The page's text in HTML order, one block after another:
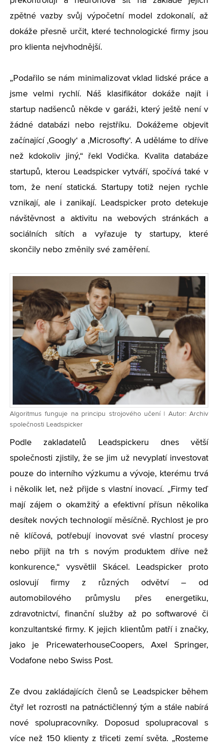
zpětné vazby svůj výpočetní model zdokonalí, až
dokáže přesně určit, které technologické firmy jsou
pro klienta nejvhodnější.
„Podařilo se nám minimalizovat vklad lidské práce a
jsme velmi rychlí. Náš klasifikátor dokáže najít i
startup nadšenců někde v garáži, který ještě není v
žádné databázi nebo rejstříku. Dokážeme objevit
začínající ‚Googly‘ a ‚Microsofty‘. A uděláme to dříve
než kdokoliv jiný,“ řekl Vodička. Kvalita databáze
startupů, kterou Leadspicker vytváří, spočívá také v
tom, že není statická. Startupy totiž nejen rychle
vznikají, ale i zanikají. Leadspicker proto detekuje
návštěvnost a aktivitu na webových stránkách a
sociálních sítích a vyřazuje ty startupy, které
skončily nebo změnily své zaměření.
Algoritmus funguje na principu strojového učení | Autor: Archiv
společnosti Leadspicker
Podle zakladatelů Leadspickeru dnes větší
společnosti zjistily, že se jim už nevyplatí investovat
pouze do interního výzkumu a vývoje, kterému trvá
i několik let, než přijde s vlastní inovací. „Firmy teď
mají zájem o okamžitý a efektivní přísun několika
desítek nových technologií měsíčně. Rychlost je pro
ně klíčová, potřebují inovovat své vlastní procesy
nebo přijít na trh s novým produktem dříve než
konkurence,“ vysvětlil Skácel. Leadspicker proto
oslovují firmy z různých odvětví – od
automobilového průmyslu přes energetiku,
zdravotnictví, finanční služby až po softwarové či
konzultantské firmy. K jejich klientům patří i značky,
jako je PricewaterhouseCoopers, Axel Springer,
Vodafone nebo Swiss Post.
Ze dvou zakládajících členů se Leadspicker během
čtyř let rozrostl na patnáctičlenný tým a stále nabírá
nové spolupracovníky. Doposud spolupracoval s
více než 150 klienty z třiceti zemí světa. „Rosteme